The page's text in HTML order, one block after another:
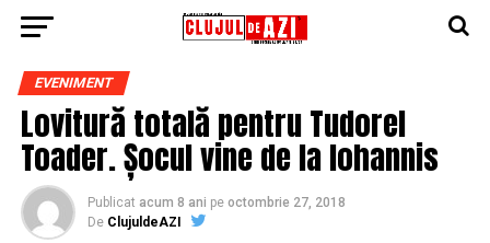
EVENIMENT
Lovitură totală pentru Tudorel
Toader. Șocul vine de la Iohannis
Publicat acum 8 ani pe octombrie 27, 2018
De ClujuldeAZI